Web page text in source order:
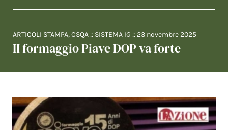
ARTICOLI STAMPA,CSQA :: SISTEMA IG :: 23 novembre 2025
II formaggio Piave DOP va forte